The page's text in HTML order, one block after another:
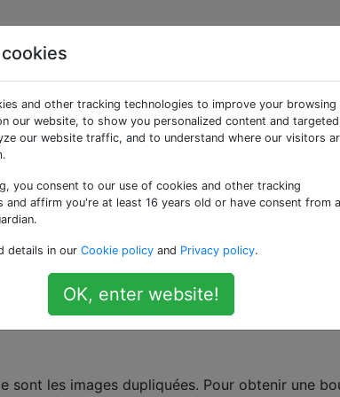
images
de
. Cette technique crée des GIF
En voici une rapide que je viens de faire:
avec la compression des parties statiques de
vous pouvez économiser plusieurs
sont les images dupliquées. Pour obtenir une
and other tracking technologies to improve your browsing
our website, to show you personalized content and targeted
our website traffic, and to understand where our visitors
you consent to our use of cookies and other tracking
and affirm you're at least 16 years old or have consent from a
details in our Cookie policy and Privacy policy.
OK, enter website!